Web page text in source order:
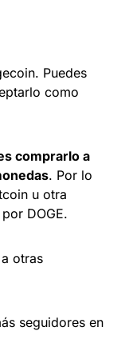
Puedes
como
comprarlo a
. Por lo
u otra
DOGE.
otras
seguidores en